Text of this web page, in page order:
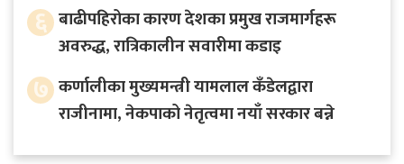
६ बाढीपहिरोका कारण देशका प्रमुख राजमार्गहरू
अवरुद्ध, रात्रिकालीन सवारीमा कडाइ
७ कर्णालीका मुख्यमन्त्री यामलाल कँडेलद्वारा
राजीनामा, नेकपाको नेतृत्वमा नयाँ सरकार बन्ने